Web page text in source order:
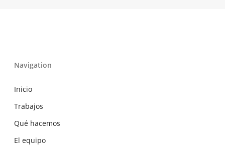
Navigation
Inicio
Trabajos
Qué hacemos
El equipo